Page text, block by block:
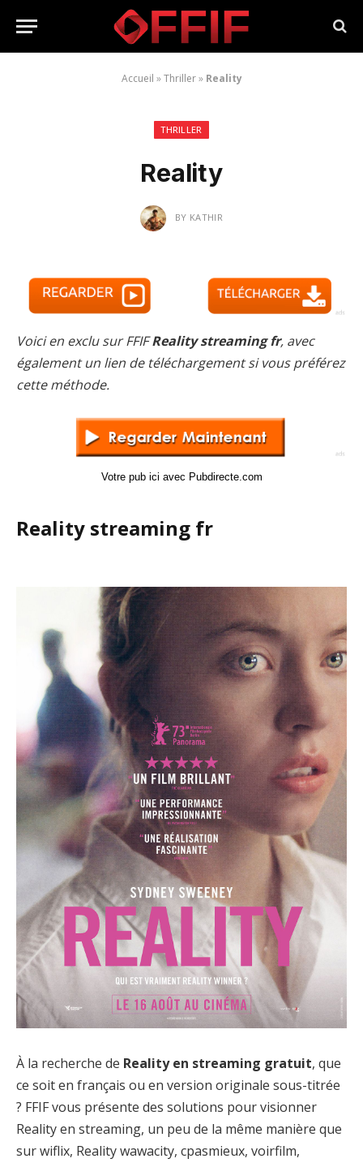
Accueil »Thriller» Reality
THRILLER
Reality
BY KATHIR
Voici en exclu sur FFIFReality streaming fr, avec
également un lien de téléchargement si vous préférez
cette méthode.
Votre pub ici avec Pubdirecte.com
Reality streaming fr
À la recherche de Reality en streaming gratuit, que
ce soit en français ou en version originale sous-titrée
? FFIF vous présente des solutions pour visionner
Reality en streaming, un peu de la même manière que
sur wiflix, Reality wawacity, cpasmieux, voirfilm,